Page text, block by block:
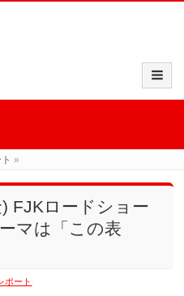
»
) FJKロードショー
マは「この表
ポート